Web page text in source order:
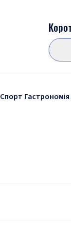
Спорт Гастрономія